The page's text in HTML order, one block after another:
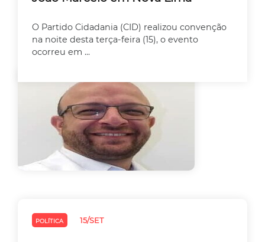
O Partido Cidadania (CID) realizou convenção
na noite desta terça-feira (15), o evento
ocorreu em ...
POLÍTICA 15/SET